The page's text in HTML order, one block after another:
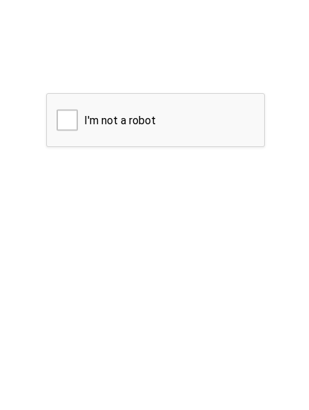
I'm not a robot